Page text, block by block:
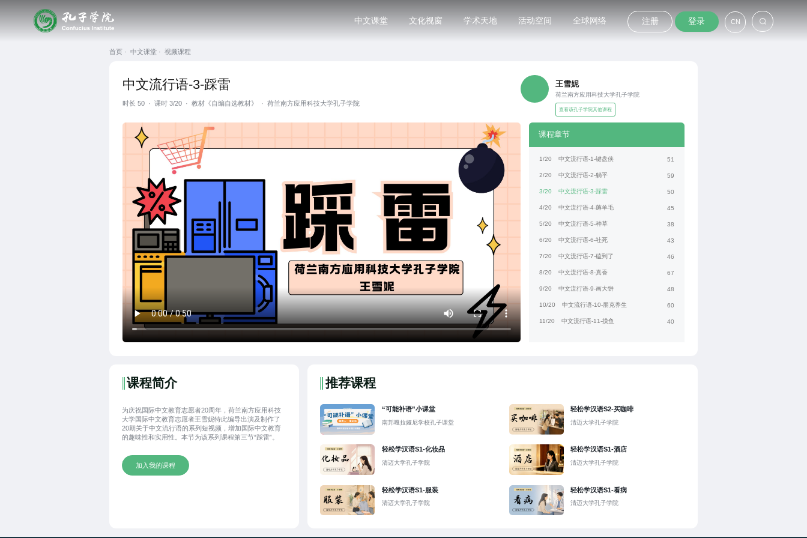
中文课堂 文化视窗 学术天地 活动空间 全球网络 注册 登录 CN
首页 · 中文课堂 · 视频课程
中文流行语-3-踩雷
时长50 · 课时 3/20 · 教材《自编自选教材》 · 荷兰南方应用科技大学孔子学院
王雪妮
荷兰南方应用科技大学孔子学院
查看该孔子学院其他课程
课程章节
1/20 中文流行语-1-键盘侠 51
2/20 中文流行语-2-躺平 59
3/20 中文流行语-3-踩雷 50
4/20 中文流行语-4-薅羊毛 45
5/20 中文流行语-5-种草 38
6/20 中文流行语-6-社死 43
7/20 中文流行语-7-磕到了 46
8/20 中文流行语-8-真香 67
9/20 中文流行语-9-画大饼 48
10/20 中文流行语-10-朋克养生 60
11/20 中文流行语-11-摸鱼 40
课程简介
为庆祝国际中文教育志愿者20周年，荷兰南方应用科技
大学国际中文教育志愿者王雪妮特此编导出演及制作了
20期关于中文流行语的系列短视频，增加国际中文教育
的趣味性和实用性。本节为该系列课程第三节“踩雷”。
加入我的课程
推荐课程
“可能补语”小课堂
南邦嘎拉娅尼学校孔子课堂
轻松学汉语S2-买咖啡
清迈大学孔子学院
轻松学汉语S1-化妆品
清迈大学孔子学院
轻松学汉语S1-酒店
清迈大学孔子学院
轻松学汉语S1-服装
清迈大学孔子学院
轻松学汉语S1-看病
清迈大学孔子学院